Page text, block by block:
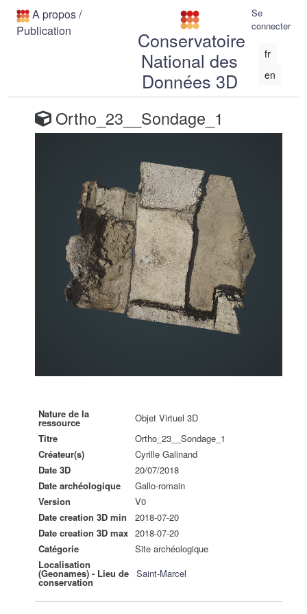
A propos/
Publication
Conservatoire
National des
Données 3D
Se
connecter
fr
en
Ortho_23__Sondage_1
Nature de la
ressource
Objet Virtuel 3D
Titre
Ortho_23__Sondage_1
Créateur(s)
Cyrille Galinand
Date 3D
20/07/2018
Date archéologique
Gallo-romain
Version
V0
Date creation 3D min
2018-07-20
Date creation 3D max 2018-07-20
Catégorie
Site archéologique
Localisation
(Geonames) - Lieu de
conservation
Saint-Marcel